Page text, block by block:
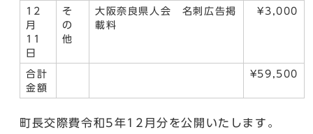
12
月
11
日
そ
の
他
大阪奈良県人会 名刺広告掲
載料
¥3,000
合計
金額
¥59,500
町長交際費令和5年12月分を公開いたします。